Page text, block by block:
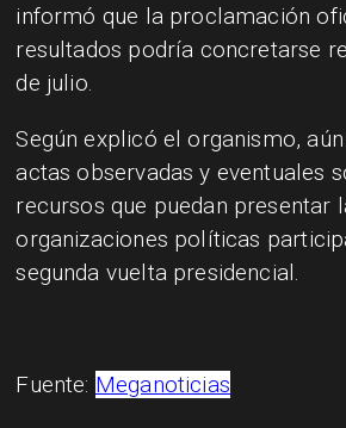
informó que la proclamación
resultados podría concretarse
de julio.
Según explicó el organismo,
actas observadas y eventuales
recursos que puedan presentar
organizaciones políticas
segunda vuelta presidencial.
​Fuente: Meganoticias